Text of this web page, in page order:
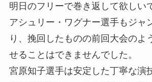
明日のフリーで巻き返して欲しい
アシュリー・ワグナー選手もジャ
り、挽回したものの前回大会のよ
せることはできませんでした。
宮原知子選手は安定した丁寧な演